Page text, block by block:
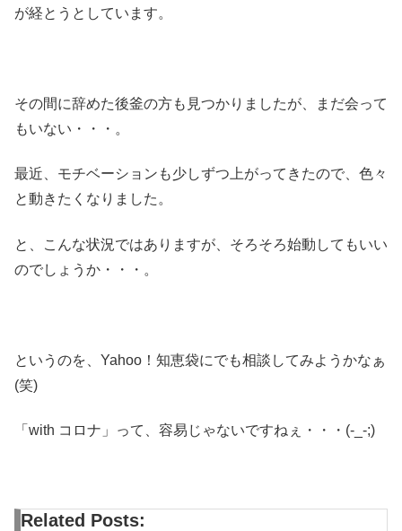
が経とうとしています。
その間に辞めた後釜の方も見つかりましたが、まだ会って
もいない・・・。
最近、モチベーションも少しずつ上がってきたので、色々
と動きたくなりました。
と、こんな状況ではありますが、そろそろ始動してもいい
のでしょうか・・・。
というのを、Yahoo！知恵袋にでも相談してみようかなぁ
(笑)
「with コロナ」って、容易じゃないですねぇ・・・(-_-;)
Related Posts: